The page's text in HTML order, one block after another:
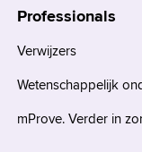
Professionals
Verwijzers
Wetenschappelijk
mProve. Verder in